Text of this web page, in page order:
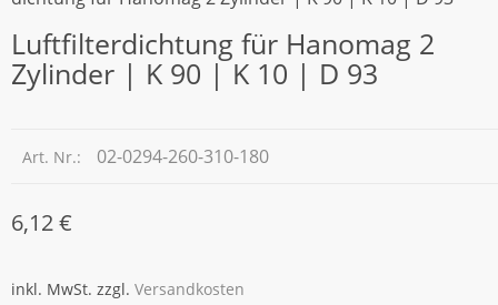
Luftfilterdichtung für Hanomag 2
Zylinder | K 90 | K 10 | D 93
Art. Nr.: 02-0294-260-310-180
6,12€
inkl. MwSt. zzgl. Versandkosten